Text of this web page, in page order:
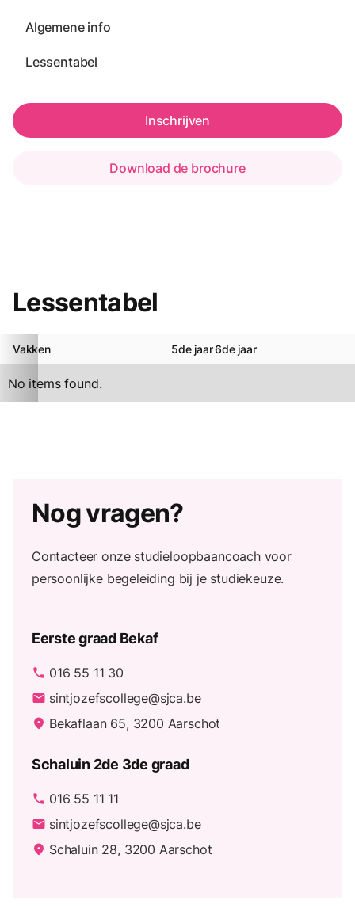
Algemene info
Lessentabel
Inschrijven
Download de brochure
Lessentabel
Vakken 5de jaar6de jaar
No items found.
Nog vragen?
Contacteer onze studieloopbaancoach voor
persoonlijke begeleiding bij je studiekeuze.
Eerste graad Bekaf
phone 016 55 11 30
email sintjozefscollege@sjca.be
place Bekaflaan 65, 3200 Aarschot
Schaluin 2de 3de graad
phone 016 55 11 11
email sintjozefscollege@sjca.be
place Schaluin 28, 3200 Aarschot